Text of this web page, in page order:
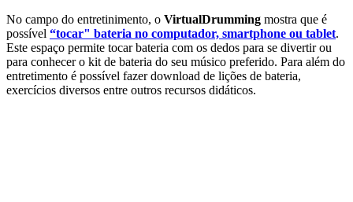
No campo do entretinimento, o VirtualDrumming mostra que é
possível “tocar" bateria no computador, smartphone ou tablet.
Este espaço permite tocar bateria com os dedos para se divertir ou
para conhecer o kit de bateria do seu músico preferido. Para além do
entretimento é possível fazer download de lições de bateria,
exercícios diversos entre outros recursos didáticos.